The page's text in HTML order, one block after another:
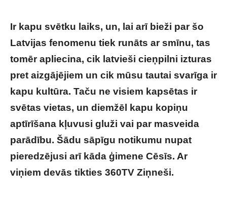
Ir kapu svētku laiks, un, lai arī bieži par šo
Latvijas fenomenu tiek runāts ar smīnu, tas
tomēr apliecina, cik latvieši cieņpilni izturas
pret aizgājējiem un cik mūsu tautai svarīga ir
kapu kultūra. Taču ne visiem kapsētas ir
svētas vietas, un diemžēl kapu kopiņu
aptīrīšana kļuvusi gluži vai par masveida
parādību. Šādu sāpīgu notikumu nupat
pieredzējusi arī kāda ģimene Cēsīs. Ar
viņiem devās tikties 360TV Ziņneši.